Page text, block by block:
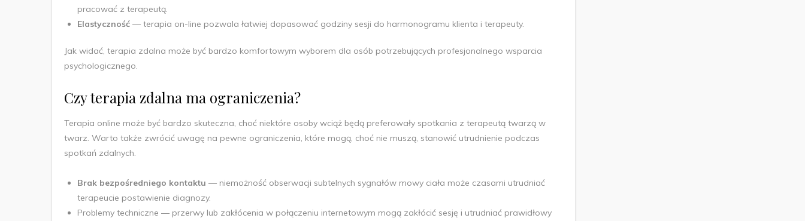
pracować z terapeutą.
Elastyczność — terapia on-line pozwala łatwiej dopasować godziny sesji do harmonogramu klienta i terapeuty.
Jak widać, terapia zdalna może być bardzo komfortowym wyborem dla osób potrzebujących profesjonalnego wsparcia
psychologicznego.
Czy terapia zdalna ma ograniczenia?
Terapia online może być bardzo skuteczna, choć niektóre osoby wciąż będą preferowały spotkania z terapeutą twarzą w
twarz. Warto także zwrócić uwagę na pewne ograniczenia, które mogą, choć nie muszą, stanowić utrudnienie podczas
spotkań zdalnych.
Brak bezpośredniego kontaktu — niemożność obserwacji subtelnych sygnałów mowy ciała może czasami utrudniać
terapeucie postawienie diagnozy.
Problemy techniczne — przerwy lub zakłócenia w połączeniu internetowym mogą zakłócić sesję i utrudniać prawidłowy